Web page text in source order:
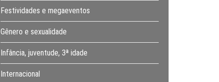
Festividades e megaeventos
Gênero e sexualidade
Infância, juventude, 3ª idade
Internacional